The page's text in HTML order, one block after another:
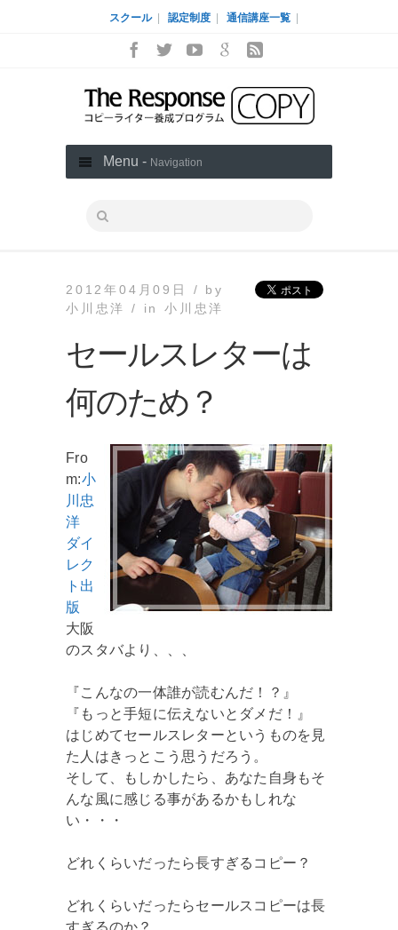
スクール 認定制度 通信講座一覧
Menu - Navigation
2012年04月09日 / by
小川忠洋 / in 小川忠洋
セールスレターは
何のため？
Fro
m:小
川忠
洋
ダイ
レク
ト出
版
大阪
のスタバより、、、
『こんなの一体誰が読むんだ！？』
『もっと手短に伝えないとダメだ！』
はじめてセールスレターというものを見
た人はきっとこう思うだろう。
そして、もしかしたら、あなた自身もそ
んな風に感じる事があるかもしれな
い・・・
どれくらいだったら長すぎるコピー？
どれくらいだったらセールスコピーは長
すぎるのか？